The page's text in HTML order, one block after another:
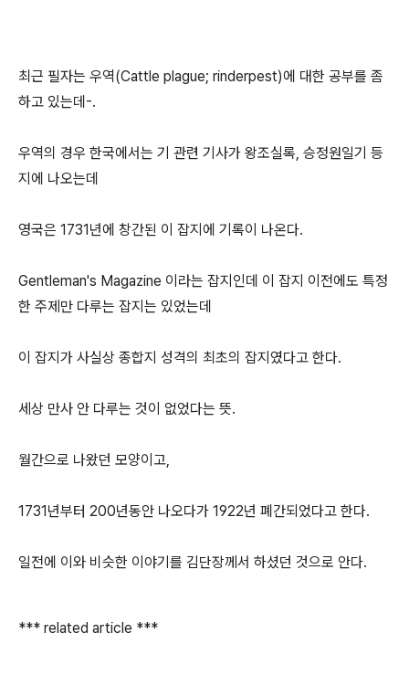
최근 필자는 우역(Cattle plague; rinderpest)에 대한 공부를 좀
하고 있는데-.
우역의 경우 한국에서는 기 관련 기사가 왕조실록, 승정원일기 등
지에 나오는데
영국은 1731년에 창간된 이 잡지에 기록이 나온다.
Gentleman's Magazine 이라는 잡지인데 이 잡지 이전에도 특정
한 주제만 다루는 잡지는 있었는데
이 잡지가 사실상 종합지 성격의 최초의 잡지였다고 한다.
세상 만사 안 다루는 것이 없었다는 뜻.
월간으로 나왔던 모양이고,
1731년부터 200년동안 나오다가 1922년 폐간되었다고 한다.
일전에 이와 비슷한 이야기를 김단장께서 하셨던 것으로 안다.
*** related article ***